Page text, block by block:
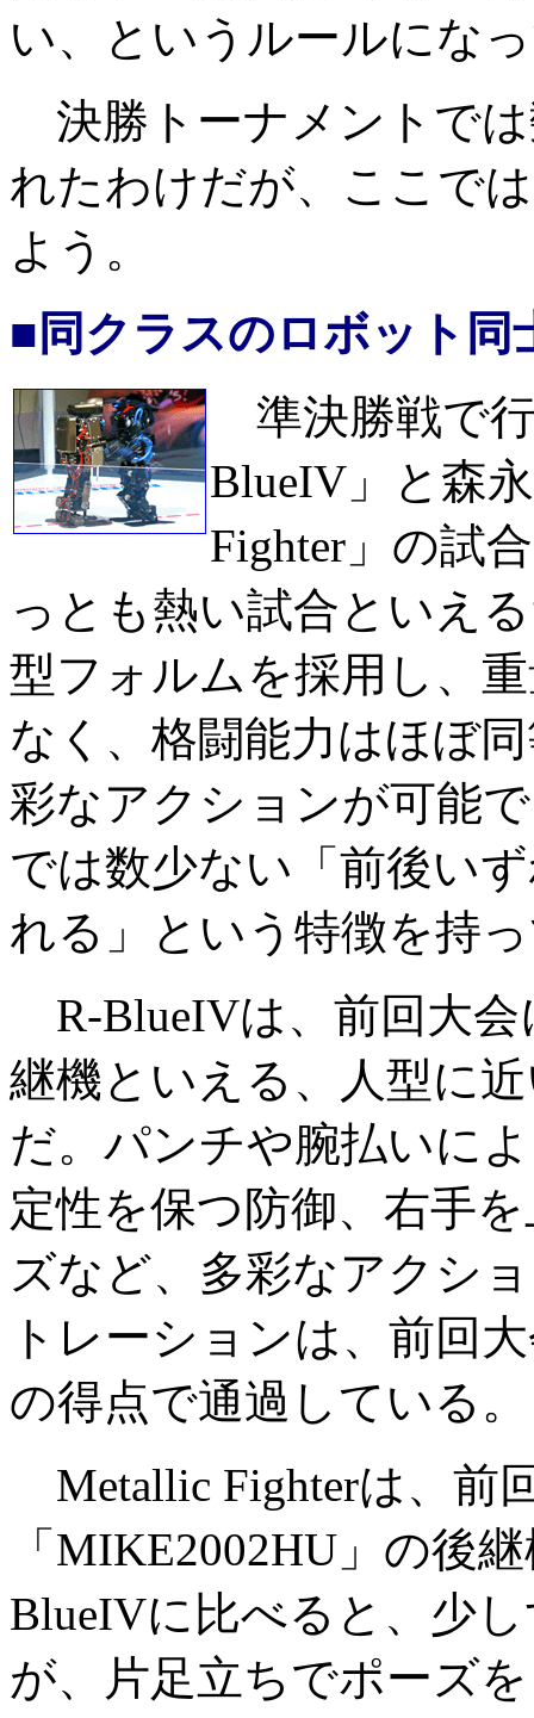
い、というルールにな
決勝トーナメントで
れたわけだが、ここで
よう。
■同クラスのロボット同
準決勝戦で
BlueIV」と森
Fighter」の試
っとも熱い試合といえ
型フォルムを採用し、
なく、格闘能力はほぼ
彩なアクションが可能
では数少ない「前後い
れる」という特徴を持
R-BlueIVは、前回大会
継機といえる、人型に
だ。パンチや腕払いに
定性を保つ防御、右手
ズなど、多彩なアクシ
トレーションは、前回
の得点で通過している。
Metallic Fighterは、前
「MIKE2002HU」の後
BlueIVに比べると、少
が、片足立ちでポーズ